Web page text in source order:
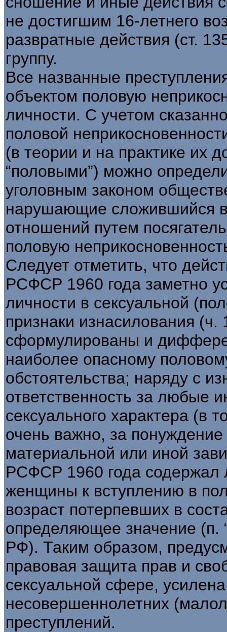
не достигшим 16-летнего
развратные действия (ст.
группу.
Все названные
объектом половую
личности. С учетом
половой
(в теории и на практике их
“половыми”) можно
уголовным законом
нарушающие сложившийся
отношений путем
половую
Следует отметить, что
РСФСР 1960 года заметно
личности в сексуальной
признаки изнасилования
сформулированы и
наиболее опасному
обстоятельства; наряду с
ответственность за любые
сексуального характера (в
очень важно, за
материальной или иной
РСФСР 1960 года содержал
женщины к вступлению в
возраст потерпевших в
определяющее значение (п.
РФ). Таким образом,
правовая защита прав и
сексуальной сфере,
несовершеннолетних
преступлений.